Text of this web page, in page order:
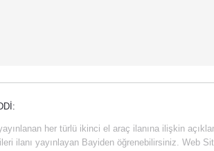
her türlü ikinci el araç ilanına ilişkin
ilanı yayınlayan Bayiden öğrenebilirsiniz. Web